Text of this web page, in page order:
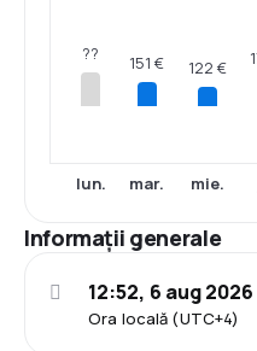
??
lun.
151 €
mar.
122 €
mie.
Informații generale
Ora locală (UTC+4)
12:52, 6 aug 2026